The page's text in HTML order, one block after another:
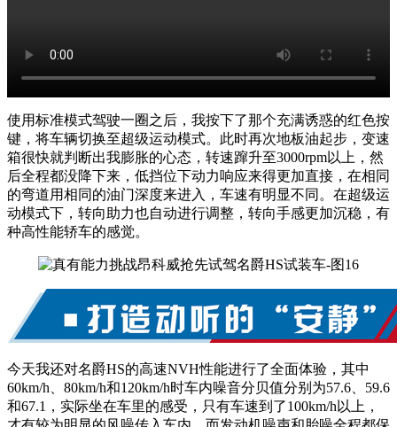
使用标准模式驾驶一圈之后，我按下了那个充满诱惑的红色按
键，将车辆切换至超级运动模式。此时再次地板油起步，变速
箱很快就判断出我膨胀的心态，转速蹿升至3000rpm以上，然
后全程都没降下来，低挡位下动力响应来得更加直接，在相同
的弯道用相同的油门深度来进入，车速有明显不同。在超级运
动模式下，转向助力也自动进行调整，转向手感更加沉稳，有
种高性能轿车的感觉。
今天我还对名爵HS的高速NVH性能进行了全面体验，其中
60km/h、80km/h和120km/h时车内噪音分贝值分别为57.6、59.6
和67.1，实际坐在车里的感受，只有车速到了100km/h以上，